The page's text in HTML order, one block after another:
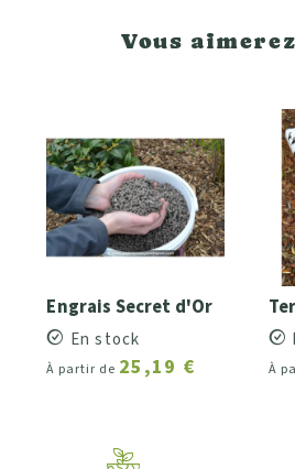
Vous
Engrais Secret d'Or
En stock
À partir de 25,19 € À